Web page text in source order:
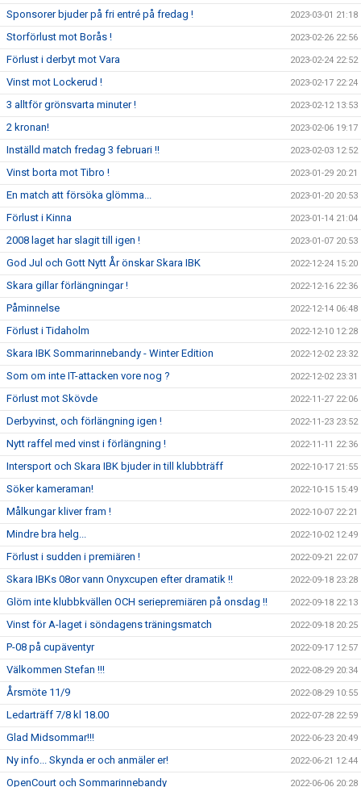
Sponsorer bjuder på fri entré på fredag ! 2023-03-01 21:18
Storförlust mot Borås ! 2023-02-26 22:56
Förlust i derbyt mot Vara 2023-02-24 22:52
Vinst mot Lockerud ! 2023-02-17 22:24
3 alltför grönsvarta minuter ! 2023-02-12 13:53
2 kronan! 2023-02-06 19:17
Inställd match fredag 3 februari !! 2023-02-03 12:52
Vinst borta mot Tibro ! 2023-01-29 20:21
En match att försöka glömma... 2023-01-20 20:53
Förlust i Kinna 2023-01-14 21:04
2008 laget har slagit till igen ! 2023-01-07 20:53
God Jul och Gott Nytt År önskar Skara IBK 2022-12-24 15:20
Skara gillar förlängningar ! 2022-12-16 22:36
Påminnelse 2022-12-14 06:48
Förlust i Tidaholm 2022-12-10 12:28
Skara IBK Sommarinnebandy - Winter Edition 2022-12-02 23:32
Som om inte IT-attacken vore nog ? 2022-12-02 23:31
Förlust mot Skövde 2022-11-27 22:06
Derbyvinst, och förlängning igen ! 2022-11-23 23:52
Nytt raffel med vinst i förlängning ! 2022-11-11 22:36
Intersport och Skara IBK bjuder in till klubbträff 2022-10-17 21:55
Söker kameraman! 2022-10-15 15:49
Målkungar kliver fram ! 2022-10-07 22:21
Mindre bra helg... 2022-10-02 12:49
Förlust i sudden i premiären ! 2022-09-21 22:07
Skara IBKs 08or vann Onyxcupen efter dramatik !! 2022-09-18 23:28
Glöm inte klubbkvällen OCH seriepremiären på onsdag !! 2022-09-18 22:13
Vinst för A-laget i söndagens träningsmatch 2022-09-18 20:25
P-08 på cupäventyr 2022-09-17 12:57
Välkommen Stefan !!! 2022-08-29 20:34
Årsmöte 11/9 2022-08-29 10:55
Ledarträff 7/8 kl 18.00 2022-07-28 22:59
Glad Midsommar!!! 2022-06-23 20:49
Ny info... Skynda er och anmäler er! 2022-06-21 12:44
OpenCourt och Sommarinnebandy 2022-06-06 20:28